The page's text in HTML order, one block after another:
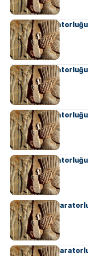
Sasani
Sasani
Sasani
Sasani
Ahameniş
Ahameniş